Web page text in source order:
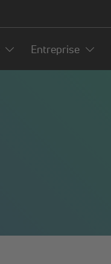
Entreprise